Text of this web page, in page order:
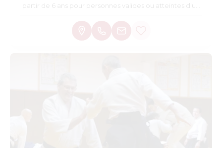
partir de 6 ans pour personnes valides ou atteintes d'un